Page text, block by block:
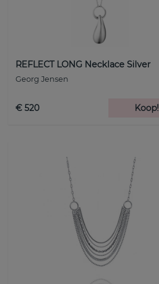
REFLECT LONG Necklace Silver
Georg Jensen
€ 520 Koop!